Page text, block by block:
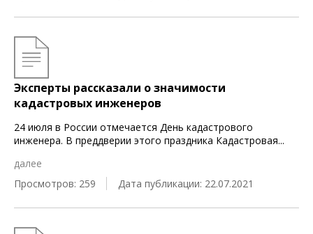
Эксперты рассказали о значимости
кадастровых инженеров
24 июля в России отмечается День кадастрового
инженера. В преддверии этого праздника Кадастровая...
далее
Просмотров: 259
Дата публикации: 22.07.2021